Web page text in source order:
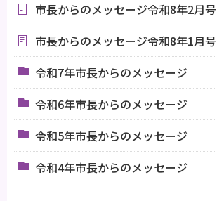
市長からのメッセージ令和8年2月号
市長からのメッセージ令和8年1月号
令和7年市長からのメッセージ
令和6年市長からのメッセージ
令和5年市長からのメッセージ
令和4年市長からのメッセージ